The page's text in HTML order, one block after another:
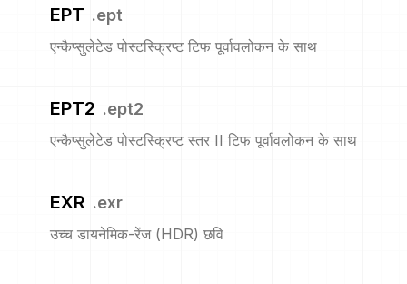
EPT .ept
एन्कैप्सुलेटेड पोस्टस्क्रिप्ट टिफ पूर्वावलोकन के साथ
EPT2 .ept2
एन्कैप्सुलेटेड पोस्टस्क्रिप्ट स्तर II टिफ पूर्वावलोकन के साथ
EXR .exr
उच्च डायनेमिक-रेंज (HDR) छवि